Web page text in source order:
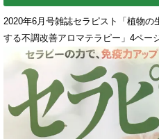
2020年6月号雑誌セラピスト「植物
する不調改善アロマテラピー」4ペー